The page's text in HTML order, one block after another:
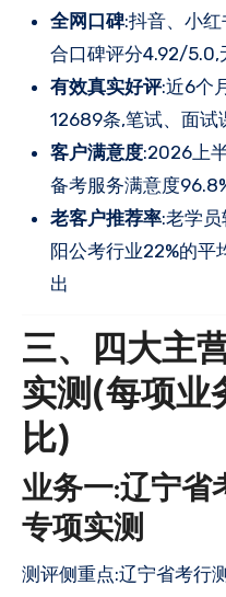
全网口碑:抖音、小
合口碑评分4.92/5.0,
有效真实好评:近6个
12689条,笔试、面试
客户满意度:2026上
备考服务满意度
老客户推荐率:老学
阳公考行业22%的平
出
三、四大主
实测(每项业
比)
业务一:辽宁省
专项实测
测评侧重点:辽宁省考行